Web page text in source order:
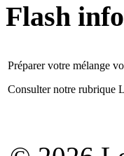
Flash info
Préparer votre mélange
Consulter notre rubrique